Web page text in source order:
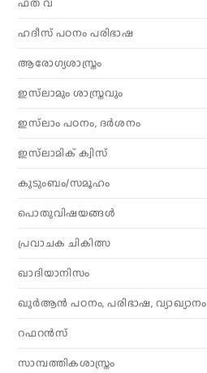
ഹദീസ് പഠനം പരിഭാഷ
ആരോഗ്യശാസ്ത്രം
ഇസ്‌ലാമും ശാസ്ത്രവും
ഇസ്‌ലാം പഠനം, ദർശനം
ഇസ്‌ലാമിക് ക്വിസ്
കുടുംബം/സമൂഹം
പൊതുവിഷയങ്ങൾ
പ്രവാചക ചികിത്സ
ഖാദിയാനിസം
ഖുർആൻ പഠനം, പരിഭാഷ, വ്യാഖ്യാനം
റഫറൻസ്
സാമ്പത്തികശാസ്ത്രം